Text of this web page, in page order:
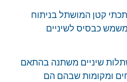
קטן המושתל בניתוח
כבסיס לשיניים
שיניים משתנה בהתאם
ומקומות שבהם הם